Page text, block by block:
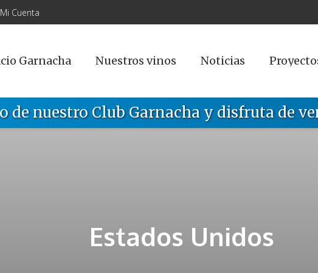
Mi Cuenta
Garnacha Nuestros vinos Noticias
de nuestro Club Garnacha y disfruta de
Estados Unidos